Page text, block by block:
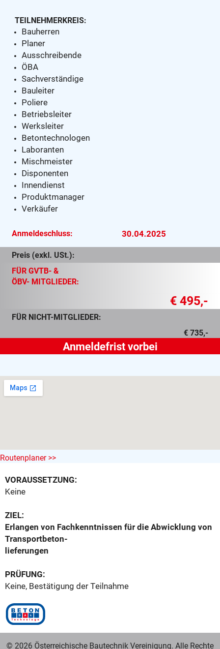
VORAUSSETZUNG:
Keine
ZIEL:
Erlangen von Fachkenntnissen für die Abwicklung von
Transportbeton-
lieferungen
PRÜFUNG:
Keine, Bestätigung der Teilnahme
TEILNEHMERKREIS:
Bauherren
Planer
Ausschreibende
ÖBA
Sachverständige
Bauleiter
Poliere
Betriebsleiter
Werksleiter
Betontechnologen
Laboranten
Mischmeister
Disponenten
Innendienst
Produktmanager
Verkäufer
Anmeldeschluss: 30.04.2025
Preis (exkl. USt.):
FÜR GVTB- &
ÖBV- MITGLIEDER:
€ 495,-
FÜR NICHT-MITGLIEDER:
€ 735,-
Routenplaner >>
© 2026 Österreichische Bautechnik Vereinigung. Alle Rechte